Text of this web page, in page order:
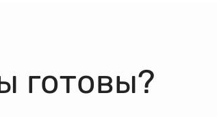
готовы?